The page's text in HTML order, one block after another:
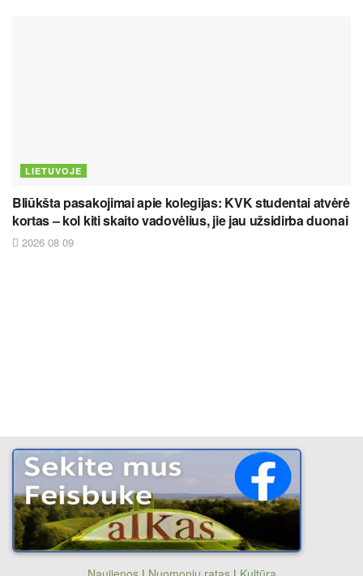
LIETUVOJE
Bliūkšta pasakojimai apie kolegijas: KVK studentai atvėrė
kortas – kol kiti skaito vadovėlius, jie jau užsidirba duonai
2026 08 09